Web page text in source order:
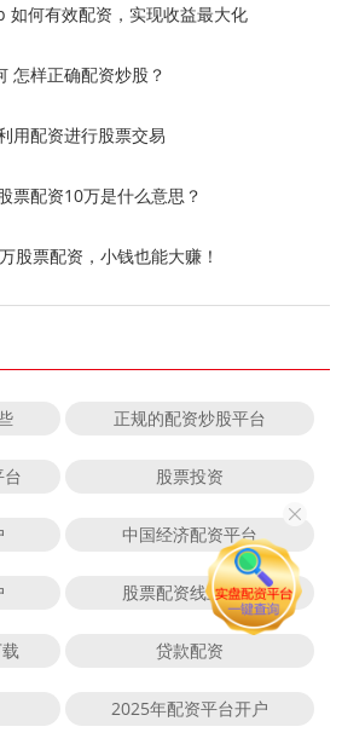
如何有效配资，实现收益最大化
怎样正确配资炒股？
用配资进行股票交易
票配资10万是什么意思？
股票配资，小钱也能大赚！
正规的配资炒股平台
台 股票投资
中国经济配资平台
股票配资线上平台
贷款配资
2025年配资平台开户